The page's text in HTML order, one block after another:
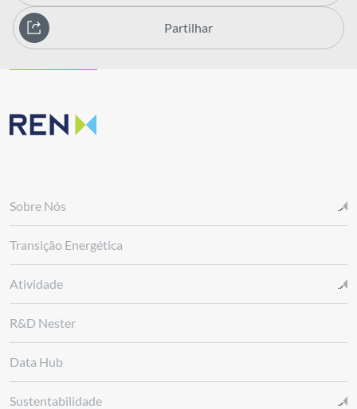
Partilhar
Sobre Nós
Transição Energética
Atividade
R&D Nester
Data Hub
Sustentabilidade